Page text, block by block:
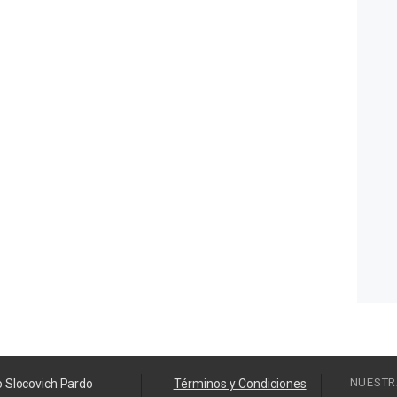
Slocovich Pardo Términos y Condiciones